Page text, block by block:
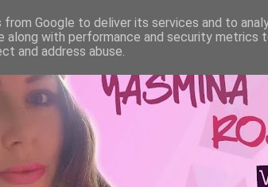
Google to deliver its services and to
along with performance and security metrics
and address abuse.